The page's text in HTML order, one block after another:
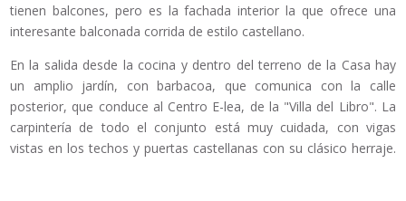
tienen balcones, pero es la fachada interior la que ofrece una
interesante balconada corrida de estilo castellano.
En la salida desde la cocina y dentro del terreno de la Casa hay
un amplio jardín, con barbacoa, que comunica con la calle
posterior, que conduce al Centro E-lea, de la "Villa del Libro". La
carpintería de todo el conjunto está muy cuidada, con vigas
vistas en los techos y puertas castellanas con su clásico herraje.